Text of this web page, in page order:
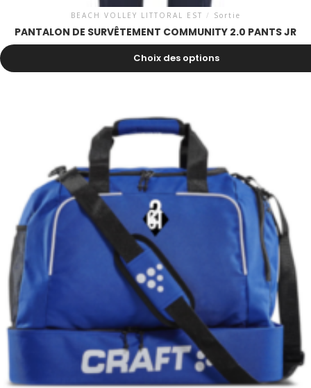
BEACH VOLLEY LITTORAL EST / Sortie
PANTALON DE SURVÊTEMENT COMMUNITY 2.0 PANTS JR
24.00
Choix des options